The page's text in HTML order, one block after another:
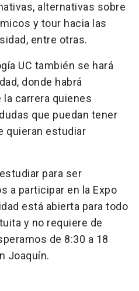
alternativas sobre
y tour hacia las
entre otras.
UC también se hará
donde habrá
carrera quienes
que puedan tener
quieran estudiar
para ser
a participar en la Expo
está abierta para todo
y no requiere de
de 8:30 a 18
Joaquín.